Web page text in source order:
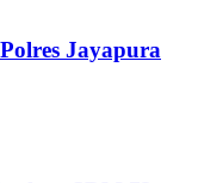
Jayapura